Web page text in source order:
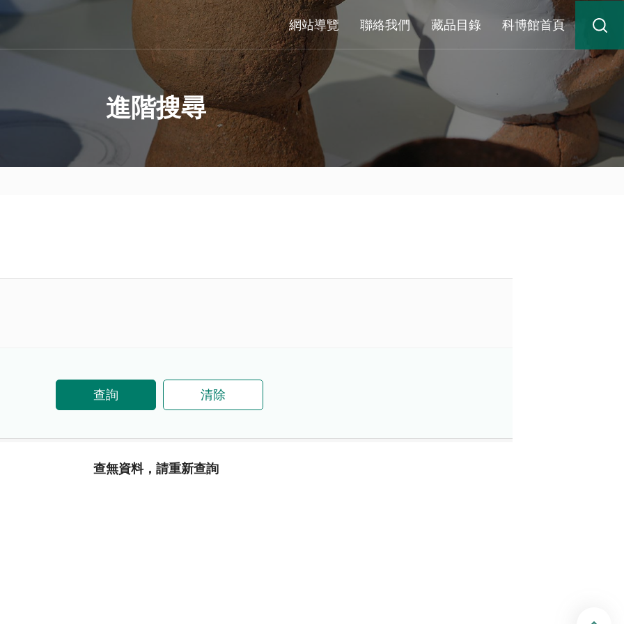
網站導覽 聯絡我們 藏品目錄 科博館首頁
進階搜尋
查詢 清除
查無資料，請重新查詢